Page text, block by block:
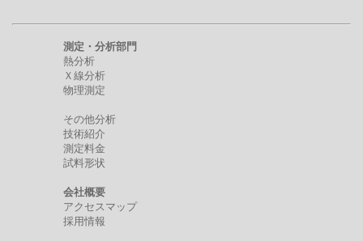
測定・分析部門
熱分析
Ｘ線分析
物理測定
その他分析
技術紹介
測定料金
試料形状
会社概要
アクセスマップ
採用情報